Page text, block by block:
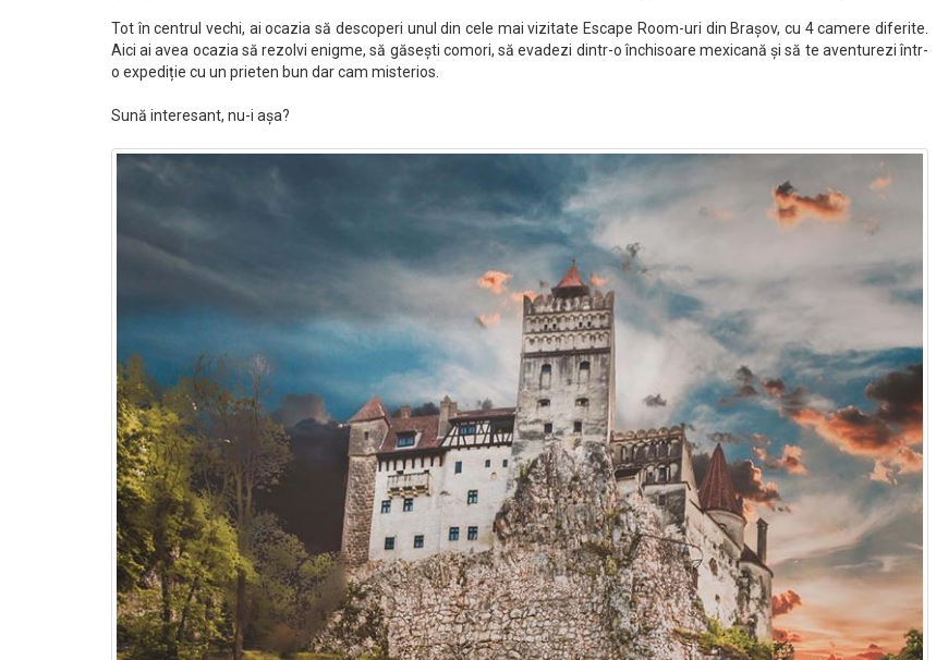
Tot în centrul vechi, ai ocazia să descoperi unul din cele mai vizitate Escape Room-uri din Brașov, cu 4 camere diferite.
Aici ai avea ocazia să rezolvi enigme, să găsești comori, să evadezi dintr-o închisoare mexicană și să te aventurezi într-
o expediție cu un prieten bun dar cam misterios.
Sună interesant, nu-i așa?